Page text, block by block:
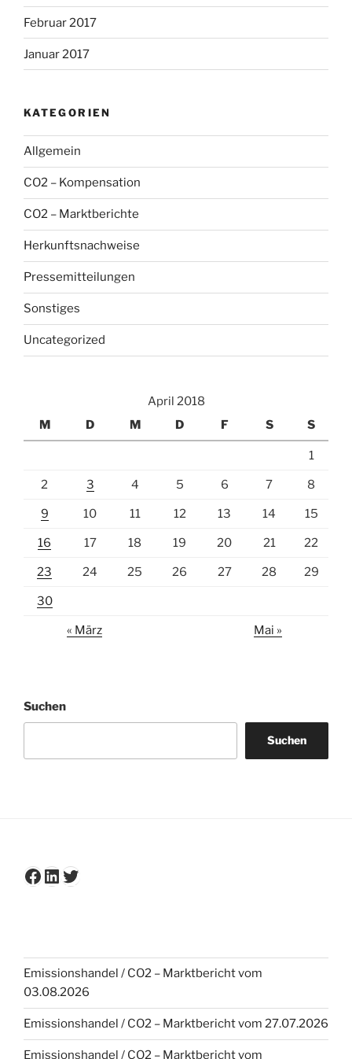
Februar 2017
Januar 2017
KATEGORIEN
Allgemein
CO2 – Kompensation
CO2 – Marktberichte
Herkunftsnachweise
Pressemitteilungen
Sonstiges
Uncategorized
April 2018
M
D M D F S S
1
2 3 4 5 6 7 8
9 10 11 12 13 14 15
16 17 18 19 20 21 22
23 24 25 26 27 28 29
30
« März Mai »
Suchen
Suchen
Facebook
LinkedIn
Twitter
Emissionshandel / CO2 – Marktbericht vom
03.08.2026
Emissionshandel / CO2 – Marktbericht vom 27.07.2026
Emissionshandel / CO2 – Marktbericht vom